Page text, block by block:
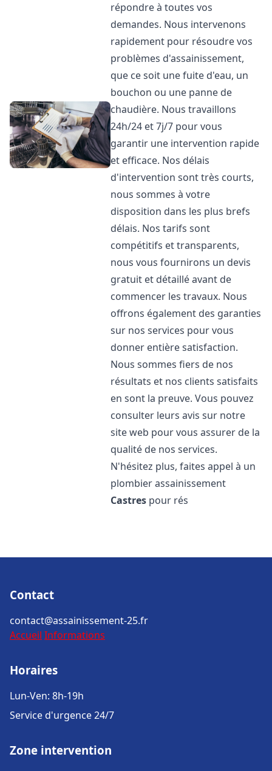
répondre à toutes vos
demandes. Nous intervenons
rapidement pour résoudre vos
problèmes d'assainissement,
que ce soit une fuite d'eau, un
bouchon ou une panne de
chaudière. Nous travaillons
24h/24 et 7j/7 pour vous
garantir une intervention rapide
et efficace. Nos délais
d'intervention sont très courts,
nous sommes à votre
disposition dans les plus brefs
délais. Nos tarifs sont
compétitifs et transparents,
nous vous fournirons un devis
gratuit et détaillé avant de
commencer les travaux. Nous
offrons également des garanties
sur nos services pour vous
donner entière satisfaction.
Nous sommes fiers de nos
résultats et nos clients satisfaits
en sont la preuve. Vous pouvez
consulter leurs avis sur notre
site web pour vous assurer de la
qualité de nos services.
N'hésitez plus, faites appel à un
plombier assainissement
Castres pour rés
Contact
contact@assainissement-25.fr
Accueil Informations
Horaires
Lun-Ven: 8h-19h
Service d'urgence 24/7
Zone intervention